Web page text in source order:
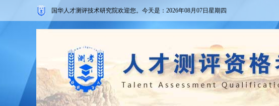
国华人才测评技术研究院欢迎您。 今天是：2026年08月07日 星期四